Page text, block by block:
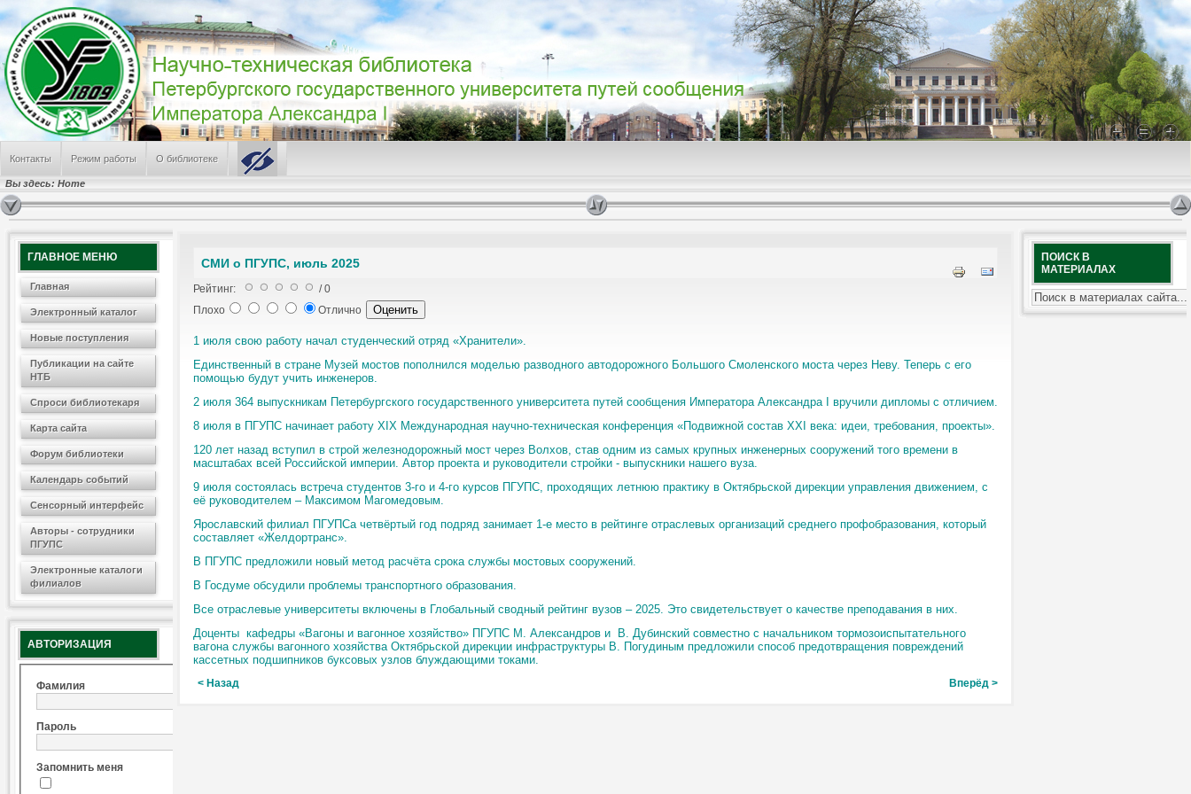
Контакты Режим работы О библиотеке
Вы здесь: Home
ГЛАВНОЕ МЕНЮ
Главная
Электронный каталог
Новые поступления
Публикации на сайте
НТБ
Спроси библиотекаря
Карта сайта
Форум библиотеки
Календарь событий
Сенсорный интерфейс
Авторы - сотрудники
ПГУПС
Электронные каталоги
филиалов
АВТОРИЗАЦИЯ
Фамилия
Пароль
Запомнить меня
ПОИСК В
МАТЕРИАЛАХ
СМИ о ПГУПС, июль 2025
Рейтинг:
/ 0
Плохо
Отлично
1 июля свою работу начал ­студенческий отряд «Хранители».
Единственный в стране Музей мостов пополнился моделью разводного автодорожного Большого Смоленского моста через Неву. Теперь с его
помощью будут учить инженеров.
2 июля 364 выпускникам Петербургского государственного университета путей сообщения Императора Александра I вручили дипломы с отличием.
8 июля в ПГУПС начинает работу XIX Международная научно-техническая конференция «Подвижной состав XXI века: идеи, требования, проекты».
120 лет назад вступил в строй железнодорожный мост через Волхов, став одним из самых крупных инженерных сооружений того времени в
масштабах всей Российской империи. Автор проекта и руководители стройки - выпускники нашего вуза.
9 июля состоялась встреча студентов 3-го и 4-го курсов ПГУПС, проходящих летнюю практику в Октябрьской дирекции управления движением, с
её руководителем – Максимом Магомедовым.
Ярославский филиал ПГУПСа четвёртый год подряд занимает 1-е место в рейтинге отраслевых организаций среднего профобразования, который
составляет «Желдортранс».
В ПГУПС предложили новый метод расчёта срока службы мостовых сооружений.
В Госдуме обсудили проблемы транспортного образования.
Все отраслевые университеты включены в Глобальный сводный рейтинг вузов – 2025. Это свидетельствует о качестве преподавания в них.
Доценты кафедры «Вагоны и вагонное хозяйство» ПГУПС М. Александров и В. Дубинский совместно с начальником тормозоиспытательного
вагона службы вагонного хозяйства Октябрьской дирекции инфраструктуры В. Погудиным предложили способ предотвращения повреждений
кассетных подшипников буксовых узлов блуждающими токами.
< Назад Вперёд >